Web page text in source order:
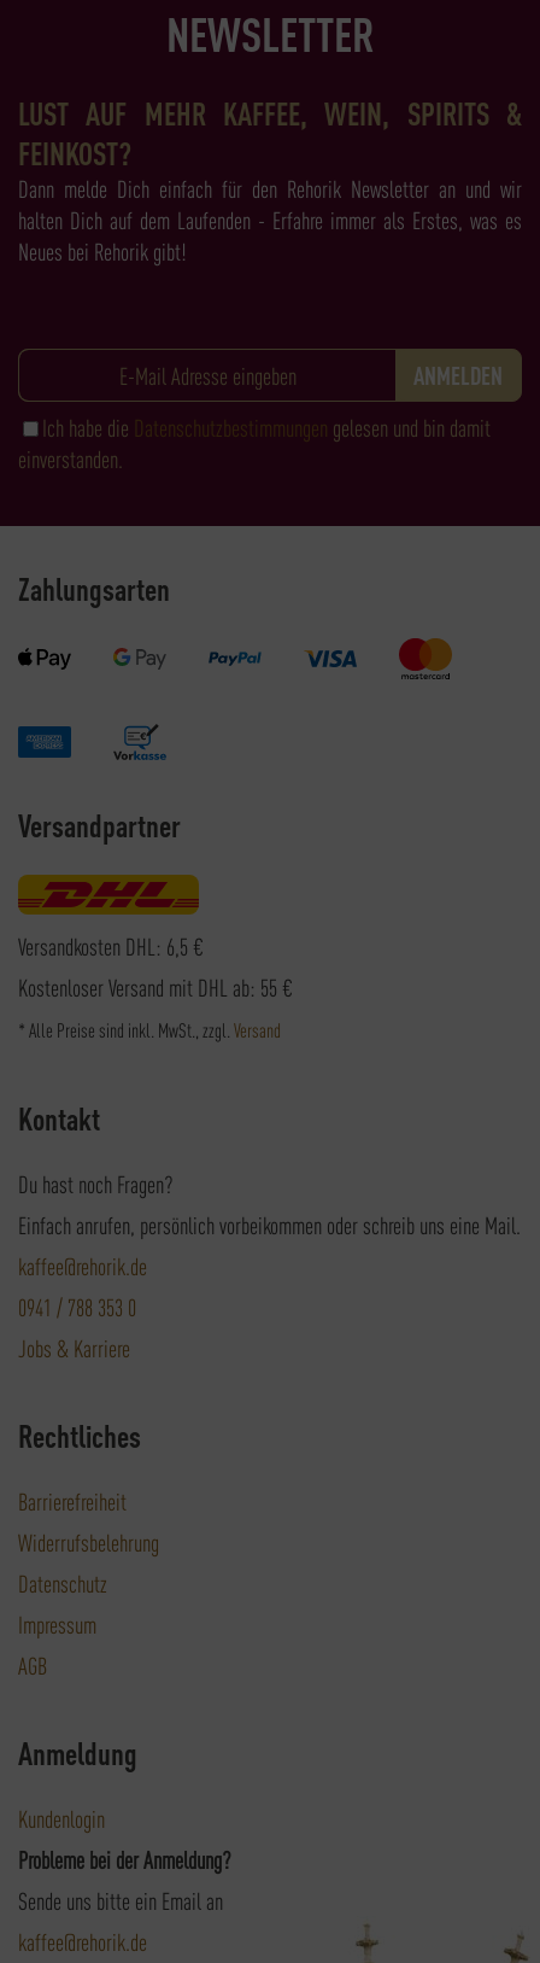
NEWSLETTER
LUST AUF MEHR KAFFEE, WEIN, SPIRITS &
FEINKOST?
Dann melde Dich einfach für den Rehorik Newsletter an und wir
halten Dich auf dem Laufenden - Erfahre immer als Erstes, was es
Neues bei Rehorik gibt!
Ich habe die Datenschutzbestimmungen gelesen und bin damit
einverstanden.
Zahlungsarten
Versandpartner
Versandkosten DHL: 6,5 €
Kostenloser Versand mit DHL ab: 55 €
* Alle Preise sind inkl. MwSt., zzgl. Versand
Kontakt
Du hast noch Fragen?
Einfach anrufen, persönlich vorbeikommen oder schreib uns eine Mail.
kaffee@rehorik.de
0941 / 788 353 0
Jobs & Karriere
Rechtliches
Barrierefreiheit
Widerrufsbelehrung
Datenschutz
Impressum
AGB
Anmeldung
Kundenlogin
Probleme bei der Anmeldung?
Sende uns bitte ein Email an
kaffee@rehorik.de